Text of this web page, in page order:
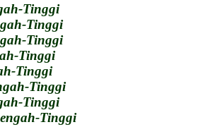
Tinggi
Tinggi
Tinggi
Tinggi
Tinggi
Tinggi
Tinggi
Tinggi